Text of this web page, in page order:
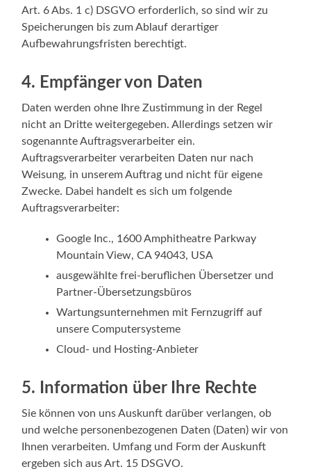
Art. 6 Abs. 1 c) DSGVO erforderlich, so sind wir zu
Speicherungen bis zum Ablauf derartiger
Aufbewahrungsfristen berechtigt.
4. Empfänger von Daten
Daten werden ohne Ihre Zustimmung in der Regel
nicht an Dritte weitergegeben. Allerdings setzen wir
sogenannte Auftragsverarbeiter ein.
Auftragsverarbeiter verarbeiten Daten nur nach
Weisung, in unserem Auftrag und nicht für eigene
Zwecke. Dabei handelt es sich um folgende
Auftragsverarbeiter:
Google Inc., 1600 Amphitheatre Parkway
Mountain View, CA 94043, USA
ausgewählte frei-beruflichen Übersetzer und
Partner-Übersetzungsbüros
Wartungsunternehmen mit Fernzugriff auf
unsere Computersysteme
Cloud- und Hosting-Anbieter
5. Information über Ihre Rechte
Sie können von uns Auskunft darüber verlangen, ob
und welche personenbezogenen Daten (Daten) wir von
Ihnen verarbeiten. Umfang und Form der Auskunft
ergeben sich aus Art. 15 DSGVO.